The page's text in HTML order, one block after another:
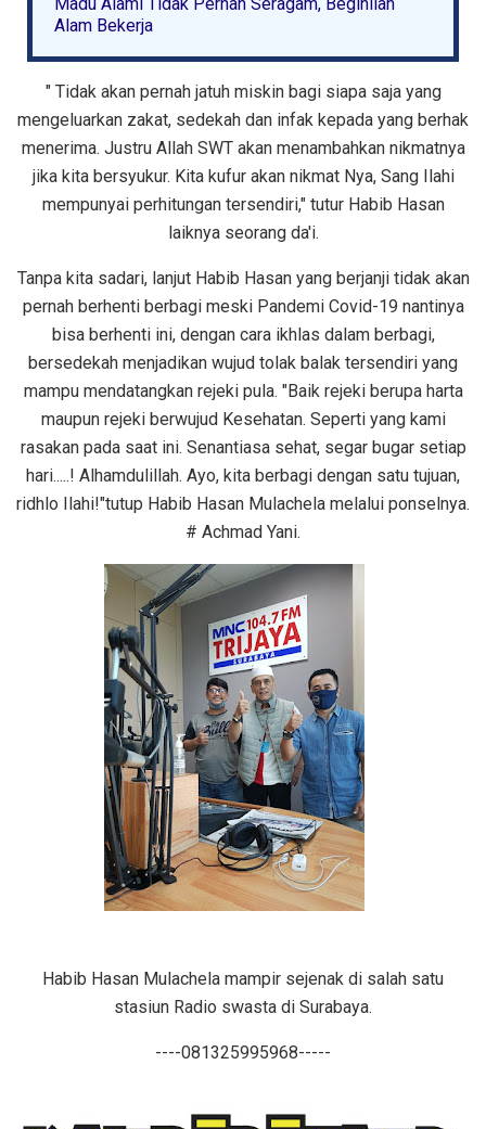
Alam Bekerja
" Tidak akan pernah jatuh miskin bagi siapa saja yang
mengeluarkan zakat, sedekah dan infak kepada yang berhak
menerima. Justru Allah SWT akan menambahkan nikmatnya
jika kita bersyukur. Kita kufur akan nikmat Nya, Sang Ilahi
mempunyai perhitungan tersendiri," tutur Habib Hasan
laiknya seorang da'i.
Tanpa kita sadari, lanjut Habib Hasan yang berjanji tidak akan
pernah berhenti berbagi meski Pandemi Covid-19 nantinya
bisa berhenti ini, dengan cara ikhlas dalam berbagi,
bersedekah menjadikan wujud tolak balak tersendiri yang
mampu mendatangkan rejeki pula. "Baik rejeki berupa harta
maupun rejeki berwujud Kesehatan. Seperti yang kami
rasakan pada saat ini. Senantiasa sehat, segar bugar setiap
hari.....! Alhamdulillah. Ayo, kita berbagi dengan satu tujuan,
ridhlo Ilahi!"tutup Habib Hasan Mulachela melalui ponselnya.
# Achmad Yani.
Habib Hasan Mulachela mampir sejenak di salah satu
stasiun Radio swasta di Surabaya.
----081325995968-----